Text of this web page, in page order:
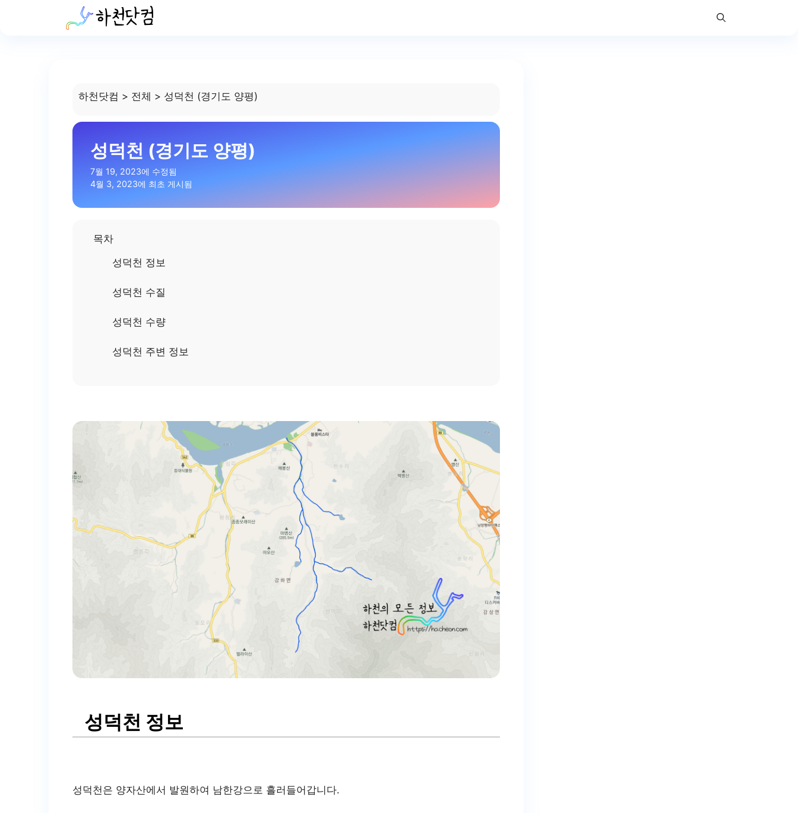
하천닷컴 > 전체 > 성덕천 (경기도 양평)
성덕천 (경기도 양평)
7월 19, 2023에 수정됨
4월 3, 2023에 최초 게시됨
목차
성덕천 정보
성덕천 수질
성덕천 수량
성덕천 주변 정보
성덕천 정보
성덕천은 양자산에서 발원하여 남한강으로 흘러들어갑니다.